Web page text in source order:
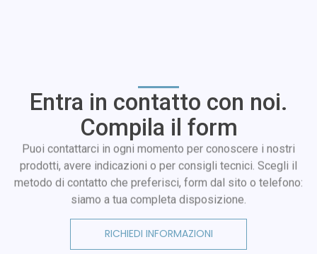
Entra in contatto con noi.
Compila il form
Puoi contattarci in ogni momento per conoscere i nostri
prodotti, avere indicazioni o per consigli tecnici. Scegli il
metodo di contatto che preferisci, form dal sito o telefono:
siamo a tua completa disposizione.
RICHIEDI INFORMAZIONI